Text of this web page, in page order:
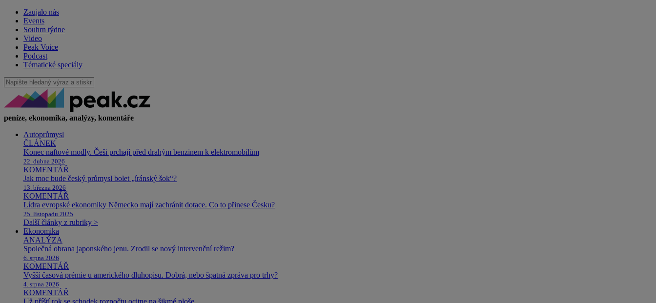
Zaujalo nás
Events
Souhrn týdne
Video
Peak Voice
Podcast
Tématické speciály
peníze, ekonomika, analýzy, komentáře
Autoprůmysl
ČLÁNEK
Konec naftové modly. Češi prchají před drahým benzinem k elektromobilům
22. dubna 2026
KOMENTÁŘ
Jak moc bude český průmysl bolet „íránský šok“?
13. března 2026
KOMENTÁŘ
Lídra evropské ekonomiky Německo mají zachránit dotace. Co to přinese Česku?
25. listopadu 2025
Další články z rubriky >
Ekonomika
ANALÝZA
Společná obrana japonského jenu. Zrodil se nový intervenční režim?
6. srpna 2026
KOMENTÁŘ
Vyšší časová prémie u amerického dluhopisu. Dobrá, nebo špatná zpráva pro trhy?
4. srpna 2026
KOMENTÁŘ